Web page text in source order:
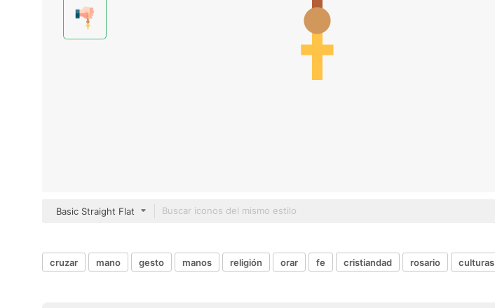
Basic Straight Flat
cruzar mano gesto manos religión orar fe cristiandad rosario culturas